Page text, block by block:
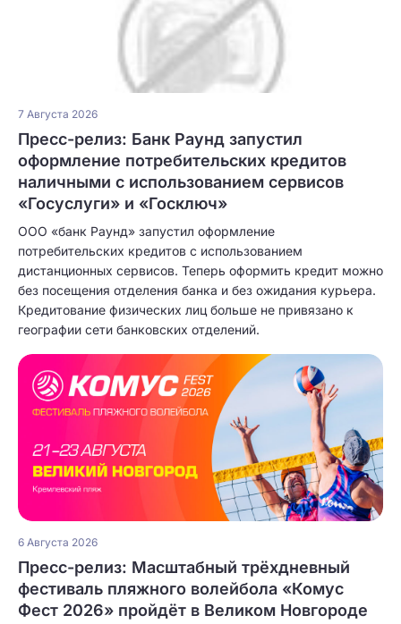
7 Августа 2026
Пресс-релиз: Банк Раунд запустил
оформление потребительских кредитов
наличными с использованием сервисов
«Госуслуги» и «Госключ»
ООО «банк Раунд» запустил оформление
потребительских кредитов с использованием
дистанционных сервисов. Теперь оформить кредит можно
без посещения отделения банка и без ожидания курьера.
Кредитование физических лиц больше не привязано к
географии сети банковских отделений.
6 Августа 2026
Пресс-релиз: Масштабный трёхдневный
фестиваль пляжного волейбола «Комус
Фест 2026» пройдёт в Великом Новгороде